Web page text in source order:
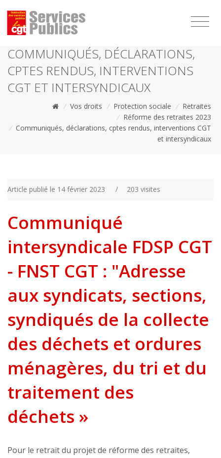
COMMUNIQUÉS, DÉCLARATIONS,
CPTES RENDUS, INTERVENTIONS
CGT ET INTERSYNDICAUX
/ Vos droits / Protection sociale / Retraites
/ Réforme des retraites 2023
/ Communiqués, déclarations, cptes rendus, interventions CGT
et intersyndicaux
Article publié le 14 février 2023 / 203 visites
Communiqué
intersyndicale FDSP CGT
- FNST CGT : "Adresse
aux syndicats, sections,
syndiqués de la collecte
des déchets et ordures
ménagères, du tri et du
traitement des
déchets »
Pour le retrait du projet de réforme des retraites,